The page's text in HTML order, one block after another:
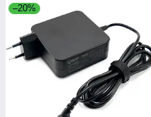
–20%